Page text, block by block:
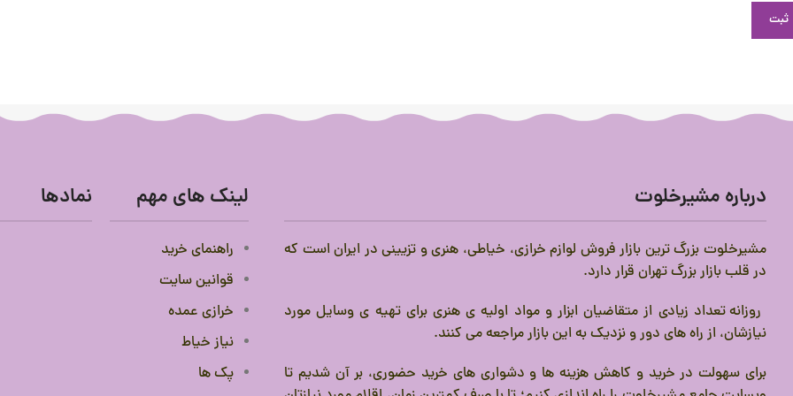
درباره مشیرخلوت
مشیرخلوت بزرگ ترین بازار فروش لوازم خرازی، خیاطی، هنری و تزیینی در ایران است که
در قلب بازار بزرگ تهران قرار دارد.
روزانه تعداد زیادی از متقاضیان ابزار و مواد اولیه ی هنری برای تهیه ی وسایل مورد
نیازشان، از راه های دور و نزدیک به این بازار مراجعه می کنند.
برای سهولت در خرید و کاهش هزینه ها و دشواری های خرید حضوری، بر آن شدیم تا
لینک های مهم
راهنمای خرید
قوانین سایت
خرازی عمده
نیاز خیاط
پک ها
نمادها